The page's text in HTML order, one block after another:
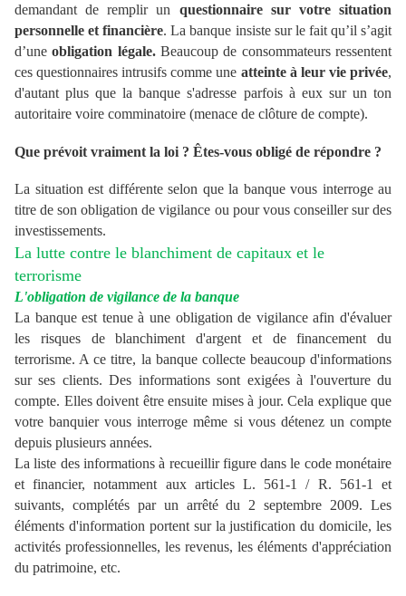
demandant de remplir un questionnaire sur votre situation
personnelle et financière. La banque insiste sur le fait qu’il s’agit
d’uneobligation légale.Beaucoup de consommateurs ressentent
ces questionnaires intrusifs comme une atteinte à leur vie privée,
d'autant plus que la banque s'adresse parfois à eux sur un ton
autoritaire voire comminatoire (menace de clôture de compte).
Que prévoit vraiment la loi ? Êtes-vous obligé de répondre ?
La situation est différente selon que la banque vous interroge au
titre de son obligation de vigilance ou pour vous conseiller sur des
investissements.
La lutte contre le blanchiment de capitaux et le
terrorisme
L'obligation de vigilance de la banque
La banque est tenue à une obligation de vigilance afin d'évaluer
les risques de blanchiment d'argent et de financement du
terrorisme. A ce titre, la banque collecte beaucoup d'informations
sur ses clients. Des informations sont exigées à l'ouverture du
compte. Elles doivent être ensuite mises à jour. Cela explique que
votre banquier vous interroge même si vous détenez un compte
depuis plusieurs années.
La liste des informations à recueillir figure dans le code monétaire
et financier, notamment aux articles L. 561-1 / R. 561-1 et
suivants, complétés par un arrêté du 2 septembre 2009. Les
éléments d'information portent sur la justification du domicile, les
activités professionnelles, les revenus, les éléments d'appréciation
du patrimoine, etc.